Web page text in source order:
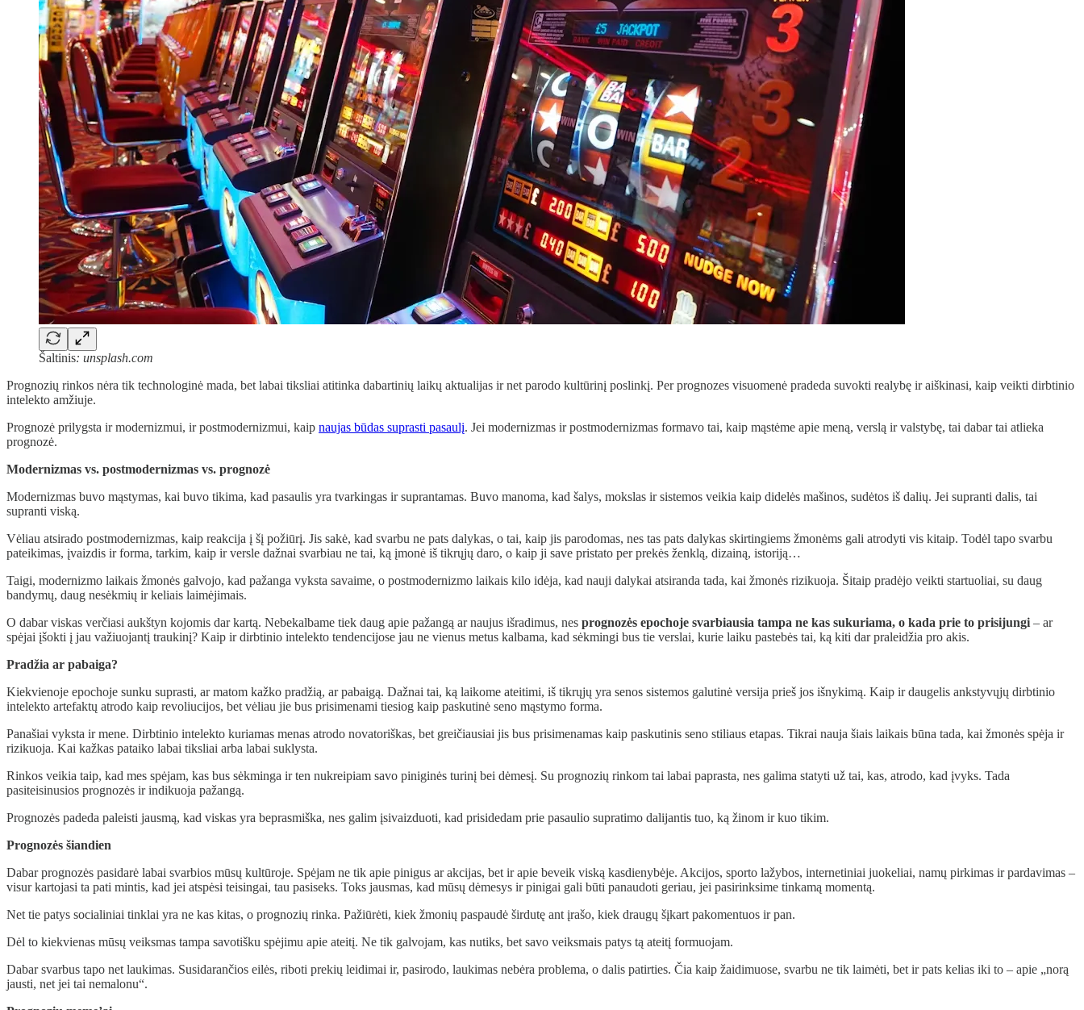
Šaltinis: unsplash.com
Prognozių rinkos nėra tik technologinė mada, bet labai tiksliai atitinka dabartinių laikų aktualijas ir net parodo kultūrinį poslinkį. Per prognozes visuomenė pradeda suvokti realybę ir aiškinasi, kaip veikti dirbtinio
intelekto amžiuje.
Prognozė prilygsta ir modernizmui, ir postmodernizmui, kaip naujas būdas suprasti pasaulį. Jei modernizmas ir postmodernizmas formavo tai, kaip mąstėme apie meną, verslą ir valstybę, tai dabar tai atlieka
prognozė.
Modernizmas vs. postmodernizmas vs. prognozė
Modernizmas buvo mąstymas, kai buvo tikima, kad pasaulis yra tvarkingas ir suprantamas. Buvo manoma, kad šalys, mokslas ir sistemos veikia kaip didelės mašinos, sudėtos iš dalių. Jei supranti dalis, tai
supranti viską.
Vėliau atsirado postmodernizmas, kaip reakcija į šį požiūrį. Jis sakė, kad svarbu ne pats dalykas, o tai, kaip jis parodomas, nes tas pats dalykas skirtingiems žmonėms gali atrodyti vis kitaip. Todėl tapo svarbu
pateikimas, įvaizdis ir forma, tarkim, kaip ir versle dažnai svarbiau ne tai, ką įmonė iš tikrųjų daro, o kaip ji save pristato per prekės ženklą, dizainą, istoriją…
Taigi, modernizmo laikais žmonės galvojo, kad pažanga vyksta savaime, o postmodernizmo laikais kilo idėja, kad nauji dalykai atsiranda tada, kai žmonės rizikuoja. Šitaip pradėjo veikti startuoliai, su daug
bandymų, daug nesėkmių ir keliais laimėjimais.
O dabar viskas verčiasi aukštyn kojomis dar kartą. Nebekalbame tiek daug apie pažangą ar naujus išradimus, nes prognozės epochoje svarbiausia tampa ne kas sukuriama, o kada prie to prisijungi – ar
spėjai įšokti į jau važiuojantį traukinį? Kaip ir dirbtinio intelekto tendencijose jau ne vienus metus kalbama, kad sėkmingi bus tie verslai, kurie laiku pastebės tai, ką kiti dar praleidžia pro akis.
Pradžia ar pabaiga?
Kiekvienoje epochoje sunku suprasti, ar matom kažko pradžią, ar pabaigą. Dažnai tai, ką laikome ateitimi, iš tikrųjų yra senos sistemos galutinė versija prieš jos išnykimą. Kaip ir daugelis ankstyvųjų dirbtinio
intelekto artefaktų atrodo kaip revoliucijos, bet vėliau jie bus prisimenami tiesiog kaip paskutinė seno mąstymo forma.
Panašiai vyksta ir mene. Dirbtinio intelekto kuriamas menas atrodo novatoriškas, bet greičiausiai jis bus prisimenamas kaip paskutinis seno stiliaus etapas. Tikrai nauja šiais laikais būna tada, kai žmonės spėja ir
rizikuoja. Kai kažkas pataiko labai tiksliai arba labai suklysta.
Rinkos veikia taip, kad mes spėjam, kas bus sėkminga ir ten nukreipiam savo piniginės turinį bei dėmesį. Su prognozių rinkom tai labai paprasta, nes galima statyti už tai, kas, atrodo, kad įvyks. Tada
pasiteisinusios prognozės ir indikuoja pažangą.
Prognozės padeda paleisti jausmą, kad viskas yra beprasmiška, nes galim įsivaizduoti, kad prisidedam prie pasaulio supratimo dalijantis tuo, ką žinom ir kuo tikim.
Prognozės šiandien
Dabar prognozės pasidarė labai svarbios mūsų kultūroje. Spėjam ne tik apie pinigus ar akcijas, bet ir apie beveik viską kasdienybėje. Akcijos, sporto lažybos, internetiniai juokeliai, namų pirkimas ir pardavimas –
visur kartojasi ta pati mintis, kad jei atspėsi teisingai, tau pasiseks. Toks jausmas, kad mūsų dėmesys ir pinigai gali būti panaudoti geriau, jei pasirinksime tinkamą momentą.
Net tie patys socialiniai tinklai yra ne kas kitas, o prognozių rinka. Pažiūrėti, kiek žmonių paspaudė širdutę ant įrašo, kiek draugų šįkart pakomentuos ir pan.
Dėl to kiekvienas mūsų veiksmas tampa savotišku spėjimu apie ateitį. Ne tik galvojam, kas nutiks, bet savo veiksmais patys tą ateitį formuojam.
Dabar svarbus tapo net laukimas. Susidarančios eilės, riboti prekių leidimai ir, pasirodo, laukimas nebėra problema, o dalis patirties. Čia kaip žaidimuose, svarbu ne tik laimėti, bet ir pats kelias iki to – apie „norą
jausti, net jei tai nemalonu“.